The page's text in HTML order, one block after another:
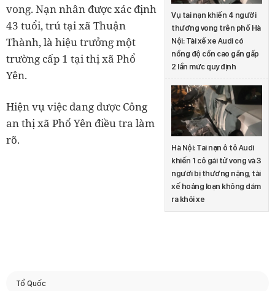
Vụ tai nạn khiến 4 người
thương vong trên phố Hà
Nội: Tài xế xe Audi có
nồng độ cồn cao gần gấp
2 lần mức quy định
Hà Nội: Tai nạn ô tô Audi
khiến 1 cô gái tử vong và 3
người bị thương nặng, tài
xế hoảng loạn không dám
ra khỏi xe
vong. Nạn nhân được xác định
43 tuổi, trú tại xã Thuận
Thành, là hiệu trưởng một
trường cấp 1 tại thị xã Phổ
Yên.
Hiện vụ việc đang được Công
an thị xã Phổ Yên điều tra làm
rõ.
Tổ Quốc